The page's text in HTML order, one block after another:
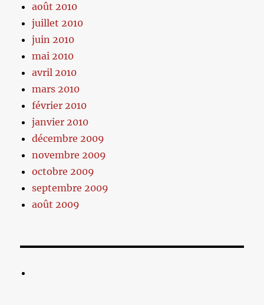
août 2010
juillet 2010
juin 2010
mai 2010
avril 2010
mars 2010
février 2010
janvier 2010
décembre 2009
novembre 2009
octobre 2009
septembre 2009
août 2009